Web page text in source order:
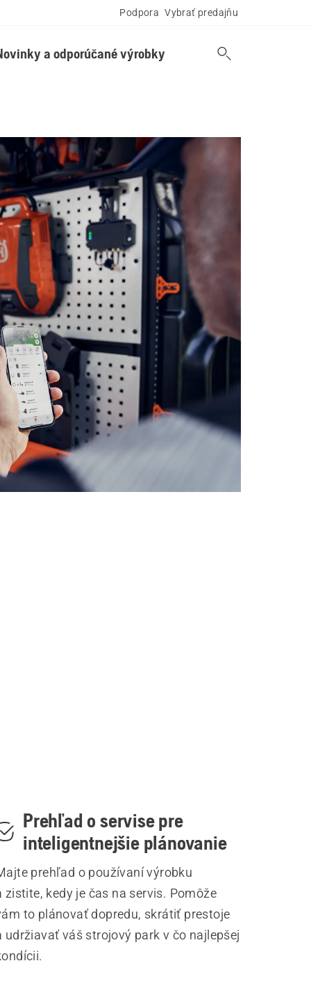
Podpora Vybrať predajňu
a odporúčané výrobky
Prehľad o servise pre
inteligentnejšie plánovanie
prehľad o používaní výrobku
zistite, kedy je čas na servis. Pomôže
to plánovať dopredu, skrátiť prestoje
udržiavať váš strojový park v čo najlepšej